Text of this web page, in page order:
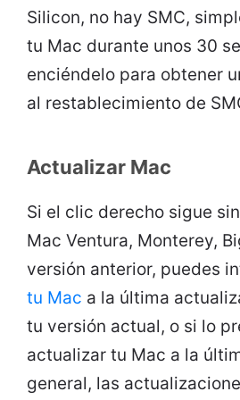
Silicon, no hay SMC,
tu Mac durante unos 30
enciéndelo para obtener
al restablecimiento de
Actualizar Mac
Si el clic derecho sigue
Mac Ventura, Monterey,
versión anterior, puedes
tu Mac a la última
tu versión actual, o si lo
actualizar tu Mac a la
general, las